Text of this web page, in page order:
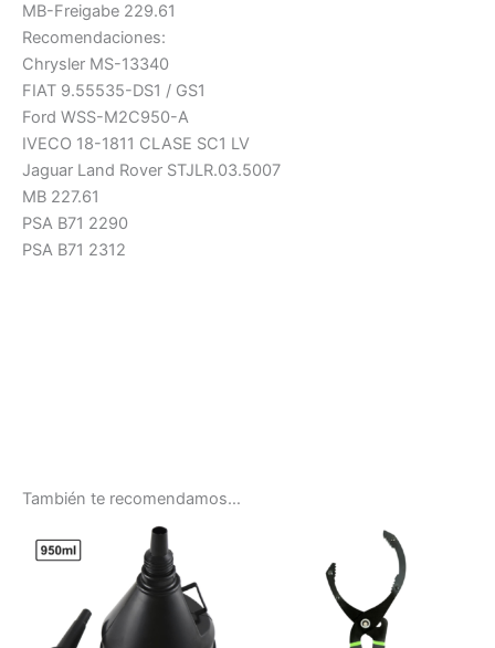
MB-Freigabe 229.61
Recomendaciones:
Chrysler MS-13340
FIAT 9.55535-DS1 / GS1
Ford WSS-M2C950-A
IVECO 18-1811 CLASE SC1 LV
Jaguar Land Rover STJLR.03.5007
MB 227.61
PSA B71 2290
PSA B71 2312
También te recomendamos…